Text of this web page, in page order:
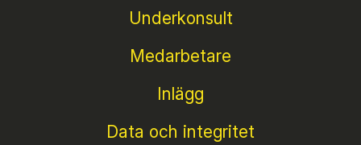
Underkonsult
Medarbetare
Inlägg
Data och integritet